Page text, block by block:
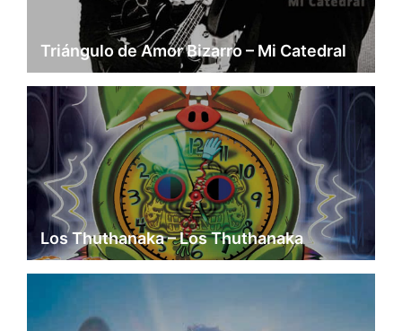
Triángulo de Amor Bizarro – Mi Catedral
Los Thuthanaka – Los Thuthanaka